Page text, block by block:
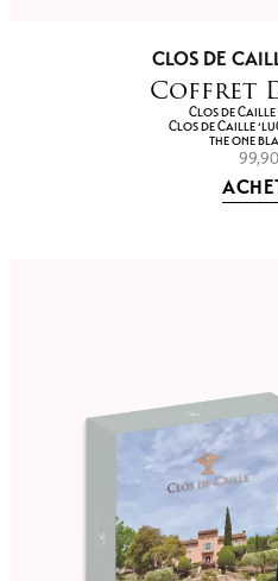
CLOS DE
Coffret
CLOS DE
CLOS DE CAILLE
THE ONE
99,90